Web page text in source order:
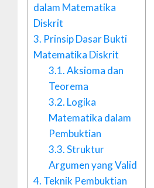
dalam Matematika
Diskrit
3. Prinsip Dasar Bukti
Matematika Diskrit
3.1.Aksioma dan
Teorema
3.2. Logika
Matematika dalam
Pembuktian
3.3.Struktur
Argumen yang Valid
4. Teknik Pembuktian